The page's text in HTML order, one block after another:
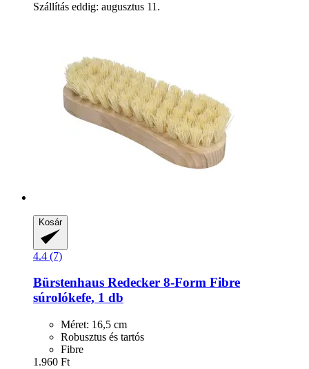
Szállítás eddig: augusztus 11.
Kosár
4.4 (7)
Bürstenhaus Redecker 8-​Form Fibre
súrolókefe, 1 db
Méret: 16,5 cm
Robusztus és tartós
Fibre
1.960 Ft